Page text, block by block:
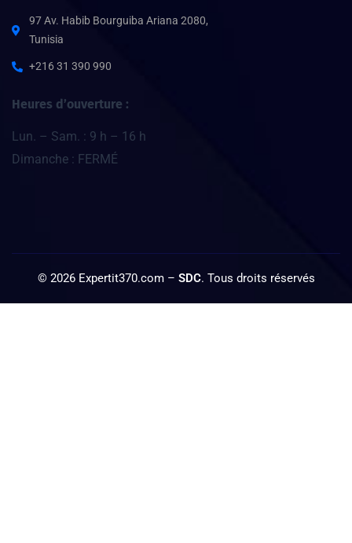
97 Av. Habib Bourguiba Ariana 2080,
Tunisia
+216 31 390 990
Heures d’ouverture :
Lun. – Sam. : 9 h – 16 h
Dimanche : FERMÉ
© 2026Expertit370.com – SDC. Tous droits réservés